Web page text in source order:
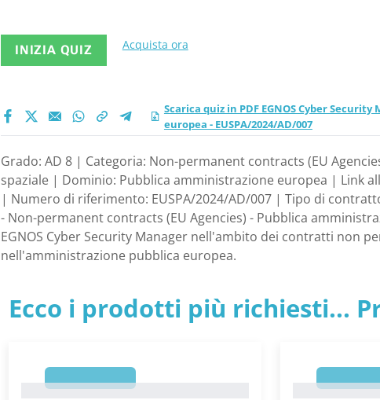
INIZIA QUIZ Acquista ora
Scarica quiz in PDF EGNOS Cyber
europea - EUSPA/2024/AD/007
Grado: AD 8 | Categoria: Non-permanent contracts (EU
spaziale | Dominio: Pubblica amministrazione europea | Link
| Numero di riferimento: EUSPA/2024/AD/007 | Tipo di
- Non-permanent contracts (EU Agencies) - Pubblica
EGNOS Cyber Security Manager nell'ambito dei contratti non
nell'amministrazione pubblica europea.
Ecco i prodotti più richiesti...